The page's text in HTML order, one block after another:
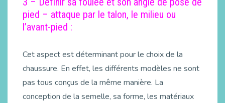
pied – attaque par le talon, le milieu ou
l’avant-pied :
Cet aspect est déterminant pour le choix de la
chaussure. En effet, les différents modèles ne sont
pas tous conçus de la même manière. La
conception de la semelle, sa forme, les matériaux